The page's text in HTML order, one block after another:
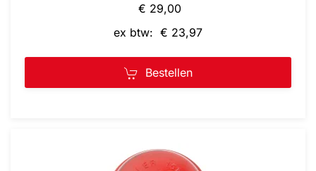
€ 29,00
ex btw: € 23,97
Bestellen